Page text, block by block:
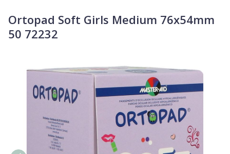
Ortopad Soft Girls Medium 76x54mm
50 72232